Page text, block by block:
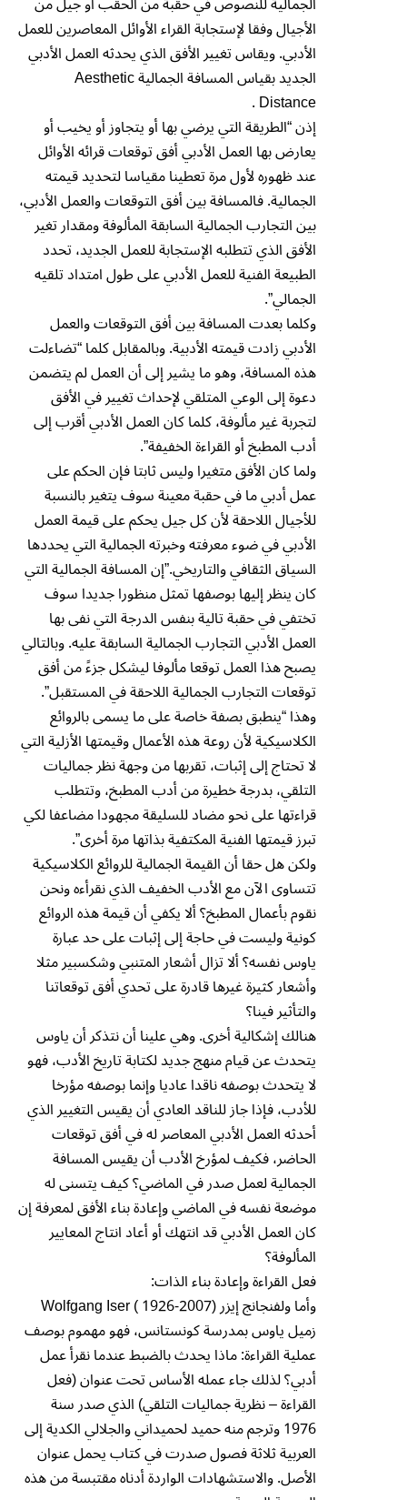
الأجيال وفقا لإستجابة القراء الأوائل المعاصرين للعمل
الأدبي. ويقاس تغيير الأفق الذي يحدثه العمل الأدبي
الجديد بقياس المسافة الجمالية Aesthetic
Distance .
إذن “الطريقة التي يرضي بها أو يتجاوز أو يخيب أو
يعارض بها العمل الأدبي أفق توقعات قرائه الأوائل
عند ظهوره لأول مرة تعطينا مقياسا لتحديد قيمته
الجمالية. فالمسافة بين أفق التوقعات والعمل الأدبي،
بين التجارب الجمالية السابقة المألوفة ومقدار تغير
الأفق الذي تتطلبه الإستجابة للعمل الجديد، تحدد
الطبيعة الفنية للعمل الأدبي على طول امتداد تلقيه
الجمالي”.
وكلما بعدت المسافة بين أفق التوقعات والعمل
الأدبي زادت قيمته الأدبية. وبالمقابل كلما “تضاءلت
هذه المسافة، وهو ما يشير إلى أن العمل لم يتضمن
دعوة إلى الوعي المتلقي لإحداث تغيير في الأفق
لتجربة غير مألوفة، كلما كان العمل الأدبي أقرب إلى
أدب المطبخ أو القراءة الخفيفة”.
ولما كان الأفق متغيرا وليس ثابتا فإن الحكم على
عمل أدبي ما في حقبة معينة سوف يتغير بالنسبة
للأجيال اللاحقة لأن كل جيل يحكم على قيمة العمل
الأدبي في ضوء معرفته وخبرته الجمالية التي يحددها
السياق الثقافي والتاريخي.”إن المسافة الجمالية التي
كان ينظر إليها بوصفها تمثل منظورا جديدا سوف
تختفي في حقبة تالية بنفس الدرجة التي نفى بها
العمل الأدبي التجارب الجمالية السابقة عليه. وبالتالي
يصبح هذا العمل توقعا مألوفا ليشكل جزءً من أفق
توقعات التجارب الجمالية اللاحقة في المستقبل”.
وهذا “ينطبق بصفة خاصة على ما يسمى بالروائع
الكلاسيكية لأن روعة هذه الأعمال وقيمتها الأزلية التي
لا تحتاج إلى إثبات، تقربها من وجهة نظر جماليات
التلقي، بدرجة خطيرة من أدب المطبخ، وتتطلب
قراءتها على نحو مضاد للسليقة مجهودا مضاعفا لكي
تبرز قيمتها الفنية المكتفية بذاتها مرة أخرى”.
ولكن هل حقا أن القيمة الجمالية للروائع الكلاسيكية
تتساوى الآن مع الأدب الخفيف الذي نقرأءه ونحن
نقوم بأعمال المطبخ؟ ألا يكفي أن قيمة هذه الروائع
كونية وليست في حاجة إلى إثبات على حد عبارة
ياوس نفسه؟ ألا تزال أشعار المتنبي وشكسبير مثلا
وأشعار كثيرة غيرها قادرة على تحدي أفق توقعاتنا
والتأثير فينا؟
هنالك إشكالية أخرى. وهي علينا أن نتذكر أن ياوس
يتحدث عن قيام منهج جديد لكتابة تاريخ الأدب، فهو
لا يتحدث بوصفه ناقدا عاديا وإنما بوصفه مؤرخا
للأدب، فإذا جاز للناقد العادي أن يقيس التغيير الذي
أحدثه العمل الأدبي المعاصر له في أفق توقعات
الحاضر، فكيف لمؤرخ الأدب أن يقيس المسافة
الجمالية لعمل صدر في الماضي؟ كيف يتسنى له
موضعة نفسه في الماضي وإعادة بناء الأفق لمعرفة إن
كان العمل الأدبي قد انتهك أو أعاد انتاج المعايير
المألوفة؟
فعل القراءة وإعادة بناء الذات:
وأما ولفنجانج إيزر Wolfgang Iser ( 1926-2007)
زميل ياوس بمدرسة كونستانس، فهو مهموم بوصف
عملية القراءة: ماذا يحدث بالضبط عندما نقرأ عمل
أدبي؟ لذلك جاء عمله الأساس تحت عنوان (فعل
القراءة – نظرية جماليات التلقي) الذي صدر سنة
1976 وترجم منه حميد لحميداني والجلالي الكدية إلى
العربية ثلاثة فصول صدرت في كتاب يحمل عنوان
الأصل. والاستشهادات الواردة أدناه مقتبسة من هذه